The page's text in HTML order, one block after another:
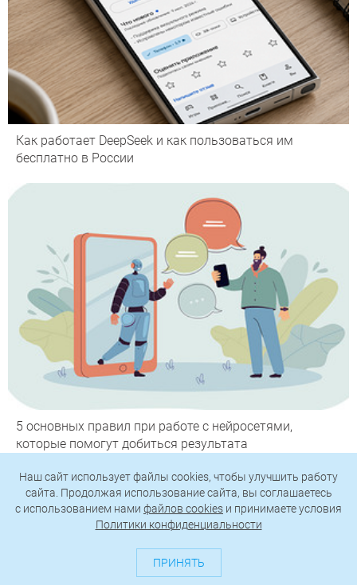
Как работает DeepSeek и как пользоваться им
бесплатно в России
5 основных правил при работе с нейросетями,
которые помогут добиться результата
Как установить бризер в квартире: пошаговая
Наш сайт использует файлы cookies, чтобы улучшить работу
сайта. Продолжая использование сайта, вы соглашаетесь
c использованием нами файлов cookies и принимаете условия
Политики конфиденциальности
ПРИНЯТЬ